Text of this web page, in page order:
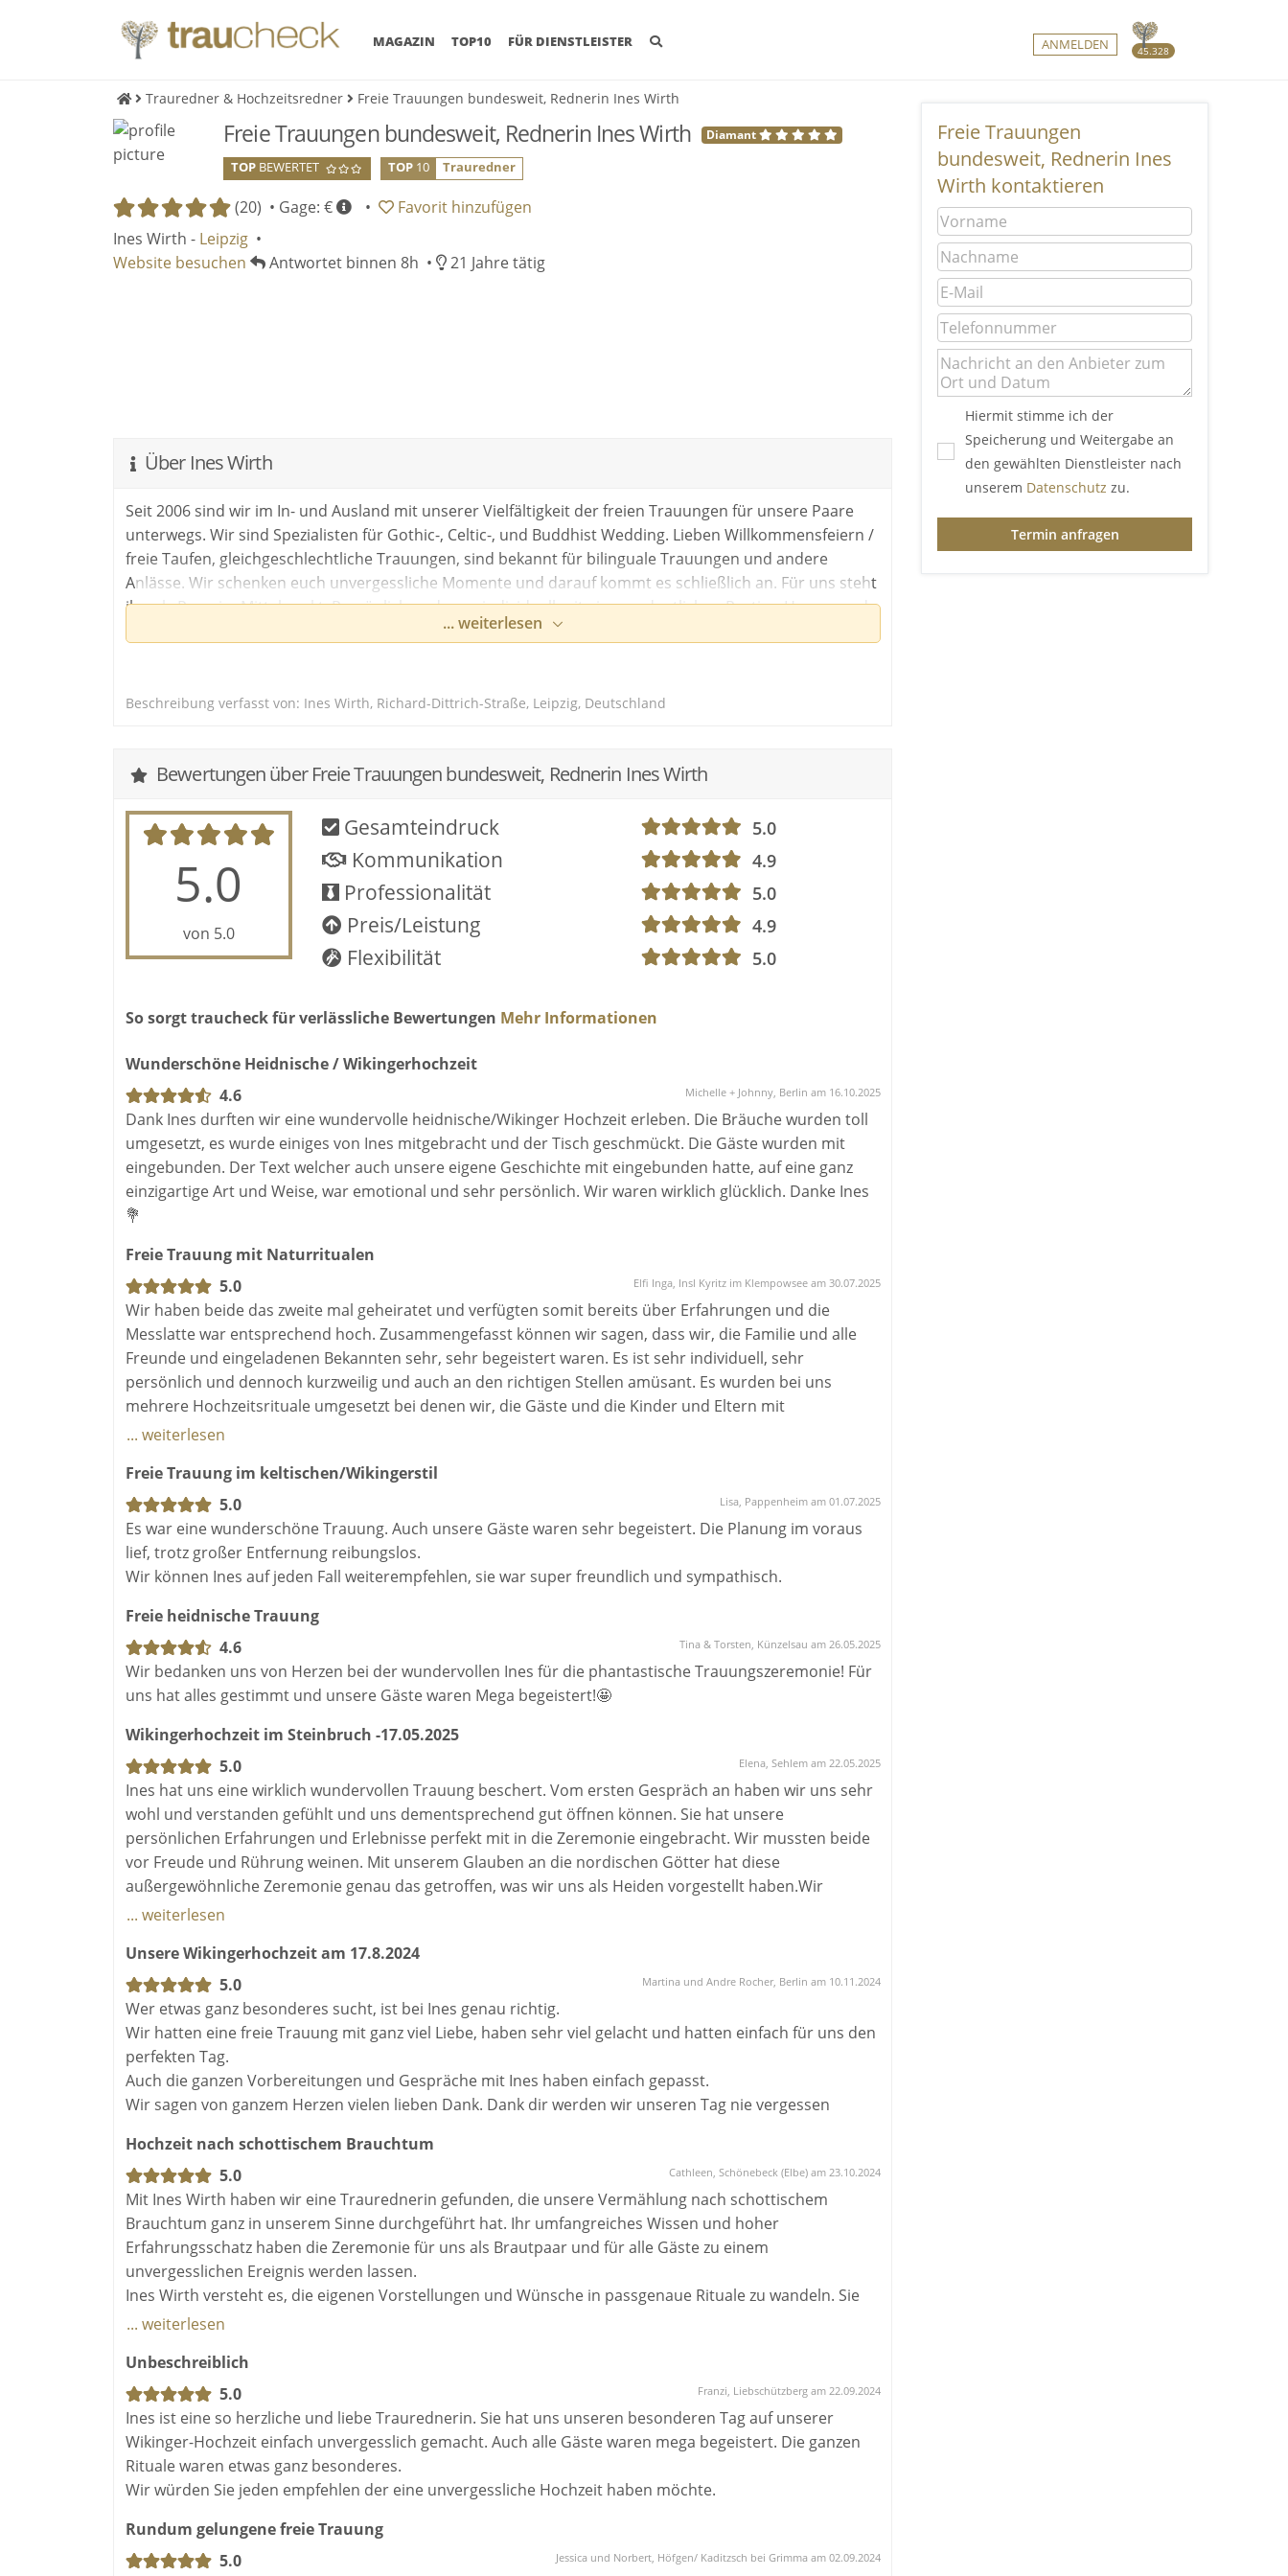
45.328
MAGAZIN (CURRENT)
TOP10 FÜR DIENSTLEISTER ANMELDEN
Trauredner & Hochzeitsredner Freie Trauungen bundesweit, Rednerin Ines Wirth
Freie Trauungen bundesweit, Rednerin Ines Wirth
Diamant
TOP BEWERTET TOP 10 Trauredner
(20) • Gage: € • Favorit hinzufügen
Ines Wirth - Leipzig •
Website besuchen
Antwortet binnen 8h • 21 Jahre tätig
Weitere Informationen zum Datenschutz bei „Vimeo“ findest Du
in derDatenschutzerklärungdes Anbieters.
Über Ines Wirth
Seit 2006 sind wir im In- und Ausland mit unserer Vielfältigkeit der freien Trauungen für unsere Paare
unterwegs. Wir sind Spezialisten für Gothic-, Celtic-, und Buddhist Wedding. Lieben Willkommensfeiern /
freie Taufen, gleichgeschlechtliche Trauungen, sind bekannt für bilinguale Trauungen und andere
Anlässe. Wir schenken euch unvergessliche Momente und darauf kommt es schließlich an. Für uns steht
ihr, als Paar, im Mittelpunkt. Persönlich und ganz individuell mit einer ordentlichen Portion Humor und
... weiterlesen
Beschreibung verfasst von: Ines Wirth, Richard-Dittrich-Straße, Leipzig, Deutschland
Bewertungen über Freie Trauungen bundesweit, Rednerin Ines Wirth
5.0
von 5.0
Gesamteindruck 5.0
Kommunikation 4.9
Professionalität 5.0
Preis/Leistung 4.9
Flexibilität 5.0
So sorgt traucheck für verlässliche Bewertungen Mehr Informationen
Wunderschöne Heidnische / Wikingerhochzeit
4.6
Michelle + Johnny, Berlin am 16.10.2025
Dank Ines durften wir eine wundervolle heidnische/Wikinger Hochzeit erleben. Die Bräuche wurden toll
umgesetzt, es wurde einiges von Ines mitgebracht und der Tisch geschmückt. Die Gäste wurden mit
eingebunden. Der Text welcher auch unsere eigene Geschichte mit eingebunden hatte, auf eine ganz
einzigartige Art und Weise, war emotional und sehr persönlich. Wir waren wirklich glücklich. Danke Ines
💐
Freie Trauung mit Naturritualen
5.0
Elfi Inga, Insl Kyritz im Klempowsee am 30.07.2025
Wir haben beide das zweite mal geheiratet und verfügten somit bereits über Erfahrungen und die
Messlatte war entsprechend hoch. Zusammengefasst können wir sagen, dass wir, die Familie und alle
Freunde und eingeladenen Bekannten sehr, sehr begeistert waren. Es ist sehr individuell, sehr
persönlich und dennoch kurzweilig und auch an den richtigen Stellen amüsant. Es wurden bei uns
mehrere Hochzeitsrituale umgesetzt bei denen wir, die Gäste und die Kinder und Eltern mit
eingebunden waren. Ines hat es geschafft, dass wir noch heute insbesondere an ihre durchgeführte
Die Vorbereitung lief mit einem Gespräch zu dritt und wir haben jeweils einen Fragebogen ausgefüllt.
Aus diesen Infos hat Ines die oben beschriebene, außergewöhnliche Zeremonie erstellt. Eine absolute
Empfehlung für jede Hochzeit! Lieben Dank sagen Elfi und Frithjof
... weiterlesen
Freie Trauung im keltischen/Wikingerstil
5.0
Lisa, Pappenheim am 01.07.2025
Es war eine wunderschöne Trauung. Auch unsere Gäste waren sehr begeistert. Die Planung im voraus
lief, trotz großer Entfernung reibungslos.
Wir können Ines auf jeden Fall weiterempfehlen, sie war super freundlich und sympathisch.
Freie heidnische Trauung
4.6
Tina & Torsten, Künzelsau am 26.05.2025
Wir bedanken uns von Herzen bei der wundervollen Ines für die phantastische Trauungszeremonie! Für
uns hat alles gestimmt und unsere Gäste waren Mega begeistert!🤩
Wikingerhochzeit im Steinbruch -17.05.2025
5.0
Elena, Sehlem am 22.05.2025
Ines hat uns eine wirklich wundervollen Trauung beschert. Vom ersten Gespräch an haben wir uns sehr
wohl und verstanden gefühlt und uns dementsprechend gut öffnen können. Sie hat unsere
persönlichen Erfahrungen und Erlebnisse perfekt mit in die Zeremonie eingebracht. Wir mussten beide
vor Freude und Rührung weinen. Mit unserem Glauben an die nordischen Götter hat diese
außergewöhnliche Zeremonie genau das getroffen, was wir uns als Heiden vorgestellt haben.Wir
können Ines von Herzen weiterempfehlen
... weiterlesen
Unsere Wikingerhochzeit am 17.8.2024
5.0
Martina und Andre Rocher, Berlin am 10.11.2024
Wer etwas ganz besonderes sucht, ist bei Ines genau richtig.
Wir hatten eine freie Trauung mit ganz viel Liebe, haben sehr viel gelacht und hatten einfach für uns den
perfekten Tag.
Auch die ganzen Vorbereitungen und Gespräche mit Ines haben einfach gepasst.
Wir sagen von ganzem Herzen vielen lieben Dank. Dank dir werden wir unseren Tag nie vergessen
Hochzeit nach schottischem Brauchtum
5.0
Cathleen, Schönebeck (Elbe) am 23.10.2024
Mit Ines Wirth haben wir eine Traurednerin gefunden, die unsere Vermählung nach schottischem
Brauchtum ganz in unserem Sinne durchgeführt hat. Ihr umfangreiches Wissen und hoher
Erfahrungsschatz haben die Zeremonie für uns als Brautpaar und für alle Gäste zu einem
unvergesslichen Ereignis werden lassen.
Ines Wirth versteht es, die eigenen Vorstellungen und Wünsche in passgenaue Rituale zu wandeln. Sie
lebt ihre Rolle als Traurednerin und erzeugt dadurch eine große Glaubwürdigkeit der Trauung.
... weiterlesen
Unbeschreiblich
5.0
Franzi, Liebschützberg am 22.09.2024
Ines ist eine so herzliche und liebe Traurednerin. Sie hat uns unseren besonderen Tag auf unserer
Wikinger-Hochzeit einfach unvergesslich gemacht. Auch alle Gäste waren mega begeistert. Die ganzen
Rituale waren etwas ganz besonderes.
Wir würden Sie jeden empfehlen der eine unvergessliche Hochzeit haben möchte.
Rundum gelungene freie Trauung
5.0
Jessica und Norbert, Höfgen/ Kaditzsch bei Grimma am 02.09.2024
Freie Trauungen
bundesweit, Rednerin Ines
Wirth kontaktieren
Hiermit stimme ich der
Speicherung und Weitergabe an
den gewählten Dienstleister nach
unserem Datenschutz zu.
Termin anfragen